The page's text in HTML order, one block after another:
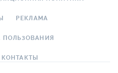
РЕКЛАМА
ПОЛЬЗОВАНИЯ
КОНТАКТЫ